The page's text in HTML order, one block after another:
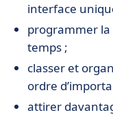
interface
programmer la
temps ;
classer et
ordre
attirer